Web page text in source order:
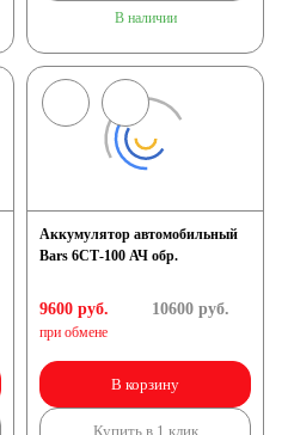
В наличии
Аккумулятор автомобильный
Bars 6СТ-100 АЧ обр.
9600 руб.
при обмене
10600руб.
В корзину
Купить в 1 клик